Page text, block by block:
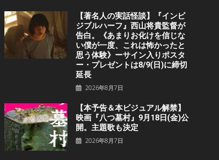
【著名人の実話怪談】『インビ
ジブルハーフ』⻄⼭将貴監督が
告白。《あまりお化けを信じな
い僕が一度、これは怖かったと
思う体験》ーサイン入りポスタ
ー・プレゼントは8/9(日)に締切
延長
2026年8月7日
【本予告＆本ビジュアル解禁】
映画『八つ墓村』9月18日(金)公
開。主題歌も決定
2026年8月7日